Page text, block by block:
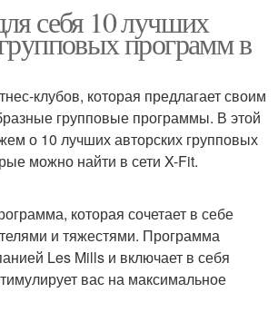
себя 10 лучших
программ в
клубов, которая предлагает своим
групповые программы. В этой
о 10 лучших авторских групповых
можно найти в сети X-Fit.
которая сочетает в себе
и тяжестями. Программа
Les Mills и включает в себя
вас на максимальное